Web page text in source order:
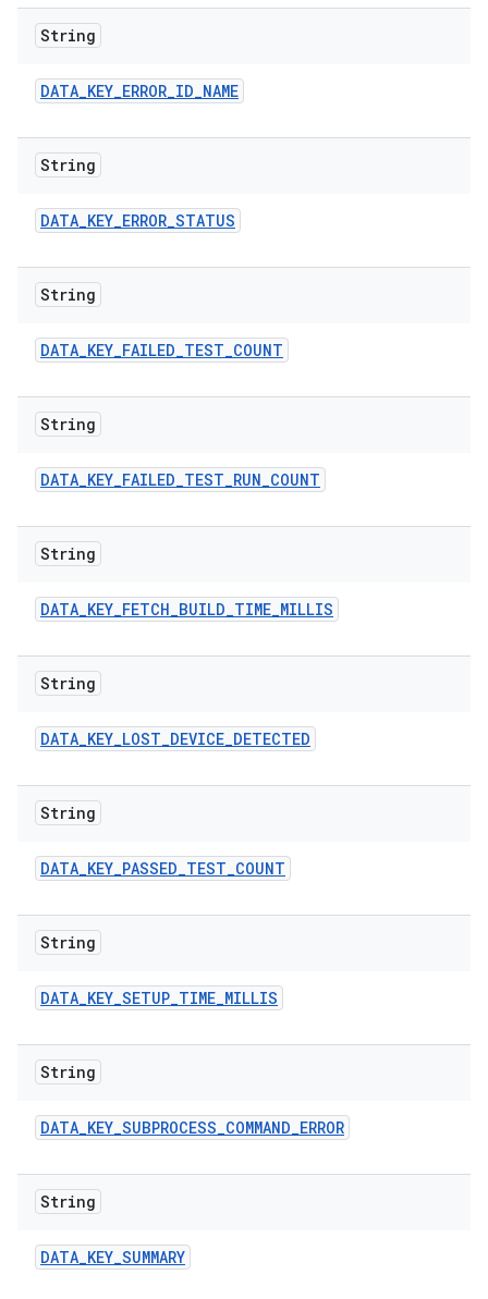
String
DATA_KEY_ERROR_ID_NAME
String
DATA_KEY_ERROR_STATUS
String
DATA_KEY_FAILED_TEST_COUNT
String
DATA_KEY_FAILED_TEST_RUN_COUNT
String
DATA_KEY_FETCH_BUILD_TIME_MILLIS
String
DATA_KEY_LOST_DEVICE_DETECTED
String
DATA_KEY_PASSED_TEST_COUNT
String
DATA_KEY_SETUP_TIME_MILLIS
String
DATA_KEY_SUBPROCESS_COMMAND_ERROR
String
DATA_KEY_SUMMARY